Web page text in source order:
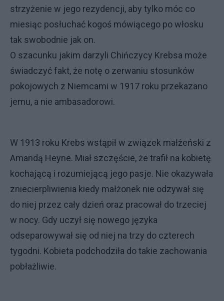
strzyżenie w jego rezydencji, aby tylko móc co
miesiąc posłuchać kogoś mówiącego po włosku
tak swobodnie jak on.
O szacunku jakim darzyli Chińczycy Krebsa może
świadczyć fakt, że notę o zerwaniu stosunków
pokojowych z Niemcami w 1917 roku przekazano
jemu, a nie ambasadorowi.
W 1913 roku Krebs wstąpił w związek małżeński z
Amandą Heyne. Miał szczęście, że trafił na kobietę
kochającą i rozumiejącą jego pasje. Nie okazywała
zniecierpliwienia kiedy małżonek nie odzywał się
do niej przez cały dzień oraz pracował do trzeciej
w nocy. Gdy uczył się nowego języka
odseparowywał się od niej na trzy do czterech
tygodni. Kobieta podchodziła do takie zachowania
pobłażliwie.